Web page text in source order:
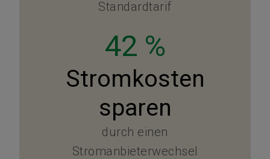
Standardtarif
42 %
Stromkosten
sparen
durch einen
Stromanbieterwechsel